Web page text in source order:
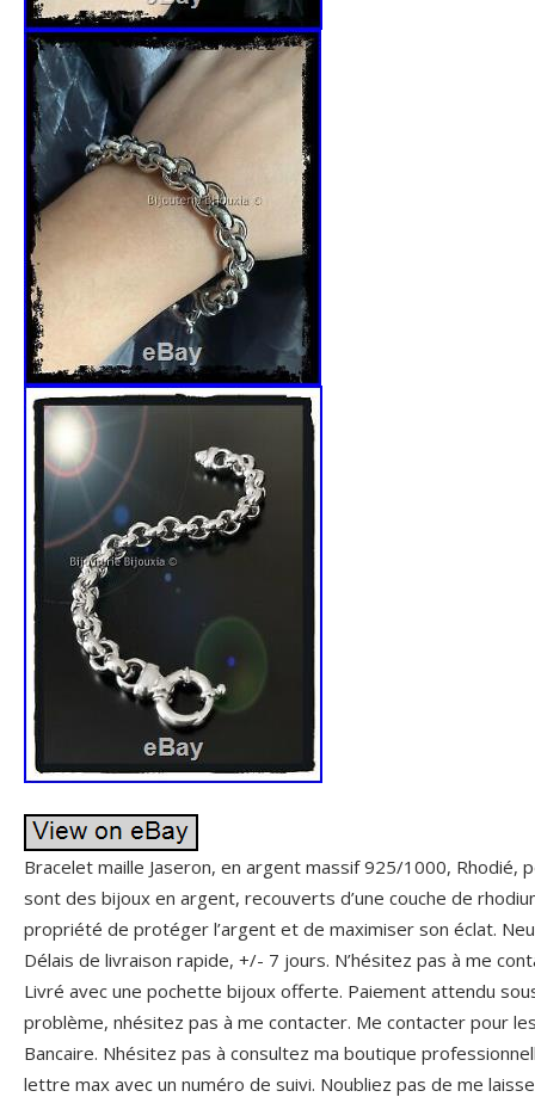
Bracelet maille Jaseron, en argent massif 925/1000, Rhodié,
sont des bijoux en argent, recouverts d’une couche de
propriété de protéger l’argent et de maximiser son éclat.
Délais de livraison rapide, +/- 7 jours. N’hésitez pas à me
Livré avec une pochette bijoux offerte. Paiement attendu
problème, nhésitez pas à me contacter. Me contacter pour
Bancaire. Nhésitez pas à consultez ma boutique
lettre max avec un numéro de suivi. Noubliez pas de me